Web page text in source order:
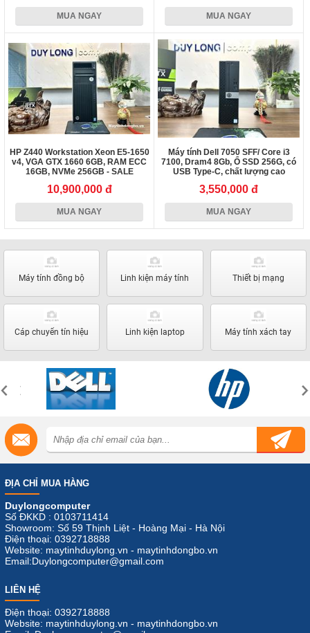
MUA NGAY MUA NGAY
HP Z440 Workstation Xeon E5-1650
v4, VGA GTX 1660 6GB, RAM ECC
16GB, NVMe 256GB - SALE
10,900,000 đ
MUA NGAY
Máy tính Dell 7050 SFF/ Core i3
7100, Dram4 8Gb, Ổ SSD 256G, có
USB Type-C, chất lượng cao
3,550,000 đ
MUA NGAY
Máy tính đồng bộ Linh kiện máy tính Thiết bị mạng
Cáp chuyển tín hiệu Linh kiện laptop Máy tính xách tay
ĐỊA CHỈ MUA HÀNG
Duylongcomputer
Số ĐKKD : 0103711414
Showroom: Số 59 Thịnh Liệt - Hoàng Mại - Hà Nội
Điện thoại: 0392718888
Website: maytinhduylong.vn - maytinhdongbo.vn
Email:Duylongcomputer@gmail.com
LIÊN HỆ
Điện thoại: 0392718888
Website: maytinhduylong.vn - maytinhdongbo.vn